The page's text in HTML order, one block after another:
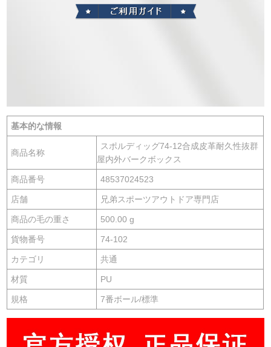
基本的な情報
商品名称
スポルディッグ74-12合成皮革耐久性抜群
屋内外バークボックス
商品番号 48537024523
店舗 兄弟スポーツアウトドア専門店
商品の毛の重さ 500.00 g
貨物番号 74-102
カテゴリ 共通
材質 PU
規格 7番ボール/標準